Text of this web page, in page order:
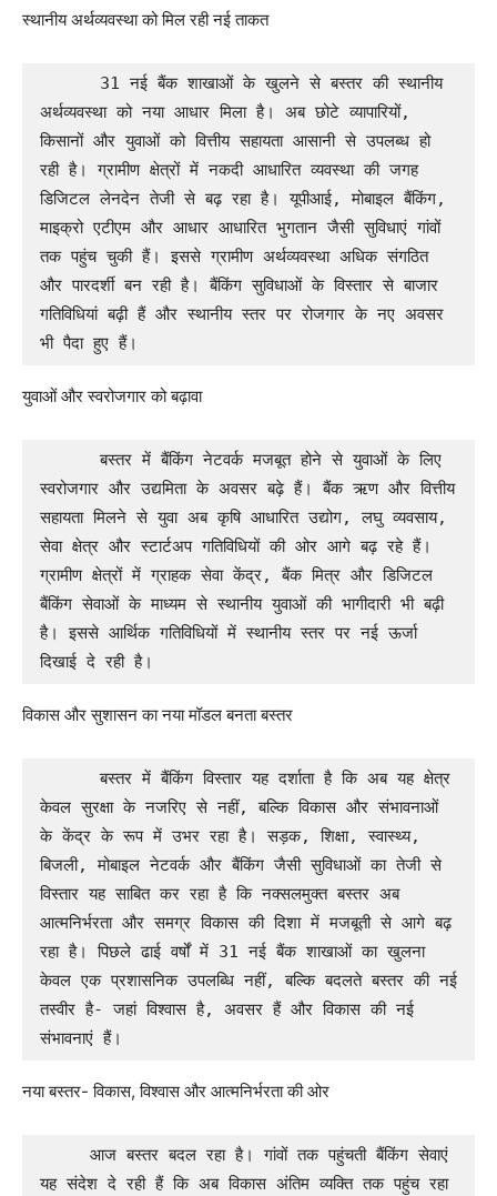
स्थानीय अर्थव्यवस्था को मिल रही नई ताकत
अर्थव्यवस्था को नया आधार मिला है। अब छोटे व्यापारियों,
किसानों और युवाओं को वित्तीय सहायता आसानी से उपलब्ध हो
रही है। ग्रामीण क्षेत्रों में नकदी आधारित व्यवस्था की जगह
डिजिटल लेनदेन तेजी से बढ़ रहा है। यूपीआई, मोबाइल बैंकिंग,
माइक्रो एटीएम और आधार आधारित भुगतान जैसी सुविधाएं गांवों
तक पहुंच चुकी हैं। इससे ग्रामीण अर्थव्यवस्था अधिक संगठित
और पारदर्शी बन रही है। बैंकिंग सुविधाओं के विस्तार से बाजार
गतिविधियां बढ़ी हैं और स्थानीय स्तर पर रोजगार के नए अवसर
भी पैदा हुए हैं।
युवाओं और स्वरोजगार को बढ़ावा
      बस्तर में बैंकिंग नेटवर्क मजबूत होने से युवाओं के लिए
स्वरोजगार और उद्यमिता के अवसर बढ़े हैं। बैंक ऋण और वित्तीय
सहायता मिलने से युवा अब कृषि आधारित उद्योग, लघु व्यवसाय,
सेवा क्षेत्र और स्टार्टअप गतिविधियों की ओर आगे बढ़ रहे हैं।
ग्रामीण क्षेत्रों में ग्राहक सेवा केंद्र, बैंक मित्र और डिजिटल
बैंकिंग सेवाओं के माध्यम से स्थानीय युवाओं की भागीदारी भी बढ़ी
है। इससे आर्थिक गतिविधियों में स्थानीय स्तर पर नई ऊर्जा
दिखाई दे रही है।
विकास और सुशासन का नया मॉडल बनता बस्तर
      बस्तर में बैंकिंग विस्तार यह दर्शाता है कि अब यह क्षेत्र
केवल सुरक्षा के नजरिए से नहीं, बल्कि विकास और संभावनाओं
के केंद्र के रूप में उभर रहा है। सड़क, शिक्षा, स्वास्थ्य,
बिजली, मोबाइल नेटवर्क और बैंकिंग जैसी सुविधाओं का तेजी से
विस्तार यह साबित कर रहा है कि नक्सलमुक्त बस्तर अब
आत्मनिर्भरता और समग्र विकास की दिशा में मजबूती से आगे बढ़
रहा है। पिछले ढाई वर्षों में 31 नई बैंक शाखाओं का खुलना
केवल एक प्रशासनिक उपलब्धि नहीं, बल्कि बदलते बस्तर की नई
तस्वीर है- जहां विश्वास है, अवसर हैं और विकास की नई
संभावनाएं हैं।
नया बस्तर- विकास, विश्वास और आत्मनिर्भरता की ओर
यह संदेश दे रही हैं कि अब विकास अंतिम व्यक्ति तक पहुंच रहा